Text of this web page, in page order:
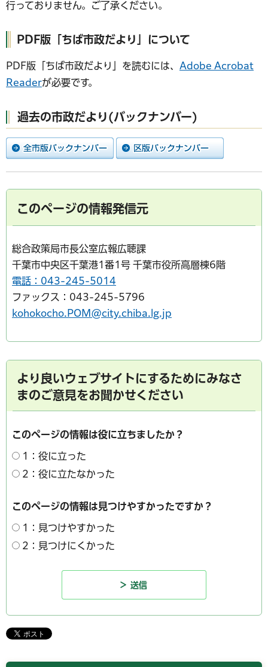
行っておりません。ご了承ください。
PDF版「ちば市政だより」について
PDF版「ちば市政だより」を読むには、 Adobe Acrobat
Readerが必要です。
過去の市政だより(バックナンバー)
このページの情報発信元
総合政策局市長公室広報広聴課
千葉市中央区千葉港1番1号 千葉市役所高層棟6階
電話：043-245-5014
ファックス：043-245-5796
kohokocho.POM@city.chiba.lg.jp
より良いウェブサイトにするためにみなさ
まのご意見をお聞かせください
このページの情報は役に立ちましたか？
1：役に立った
2：役に立たなかった
このページの情報は見つけやすかったですか？
1：見つけやすかった
2：見つけにくかった